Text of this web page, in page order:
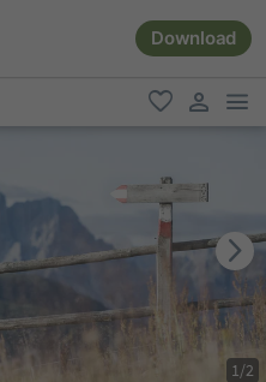
Download
favoriti
user link
1/2